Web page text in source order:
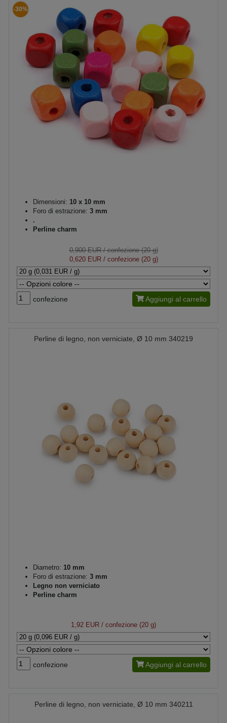
-30%
Dimensioni: 10 x 10 mm
Foro di estrazione: 3 mm
.
Perline charm
0,900 EUR/ confezione (20 g)
0,620 EUR/ confezione (20 g)
confezione Aggiungi al carrello
Perline di legno, non verniciate, Ø 10 mm 340219
Diametro: 10 mm
Foro di estrazione: 3 mm
Legno non verniciato
Perline charm
1,92 EUR / confezione (20 g)
confezione Aggiungi al carrello
Perline di legno, non verniciate, Ø 10 mm 340211